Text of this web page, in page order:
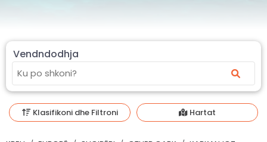
Vendndodhja
Klasifikoni dhe Filtroni Hartat